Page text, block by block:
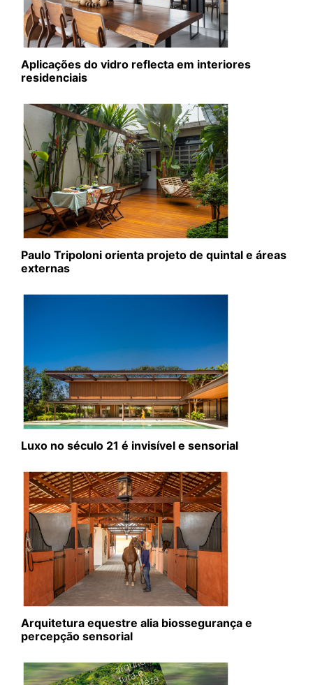
Aplicações do vidro reflecta em interiores
residenciais
Paulo Tripoloni orienta projeto de quintal e áreas
externas
Luxo no século 21 é invisível e sensorial
Arquitetura equestre alia biossegurança e
percepção sensorial